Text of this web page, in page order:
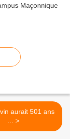
aurait 501 ans
... >